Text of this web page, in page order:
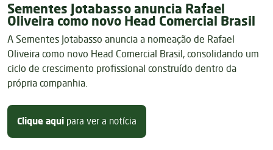
Sementes Jotabasso anuncia Rafael
Oliveira como novo Head Comercial Brasil
A Sementes Jotabasso anuncia a nomeação de Rafael
Oliveira como novo Head Comercial Brasil, consolidando um
ciclo de crescimento profissional construído dentro da
própria companhia.
Clique aqui para ver a notícia